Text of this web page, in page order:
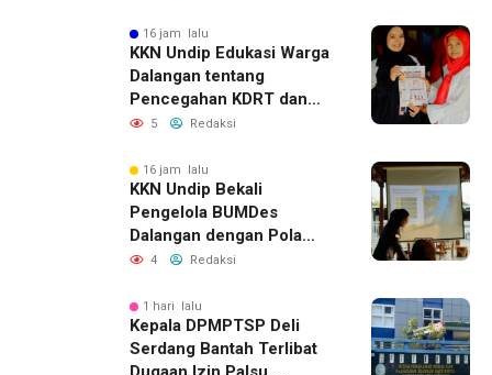
16 jam lalu
KKN Undip Edukasi Warga
Dalangan tentang
Pencegahan KDRT dan
Komunikasi Keluarga
5 Redaksi
16 jam lalu
KKN Undip Bekali
Pengelola BUMDes
Dalangan dengan Pola
Pikir Inovatif
4 Redaksi
1 hari lalu
Kepala DPMPTSP Deli
Serdang Bantah Terlibat